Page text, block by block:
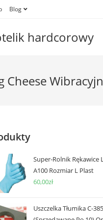
Blog
hardcorowy
Cheese
Super-Rolnik Rękawice
A100 Rozmiar L Plast
60,00zł
Uszczelka Tłumika C-385